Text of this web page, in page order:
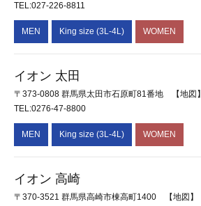
TEL:027-226-8811
MEN King size (3L-4L) WOMEN
イオン 太田
〒373-0808 群馬県太田市石原町81番地
【地図】
TEL:0276-47-8800
MEN King size (3L-4L) WOMEN
イオン 高崎
〒370-3521 群馬県高崎市棟高町1400
【地図】